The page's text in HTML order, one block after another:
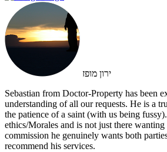
ירון מופז
Sebastian from Doctor-Property has been
understanding of all our requests. He is a
the patience of a saint (with us being
ethics/Morales and is not just there wanting
commission he genuinely wants both
recommend his services.